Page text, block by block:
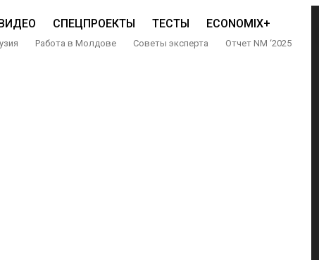
СПЕЦПРОЕКТЫ ТЕСТЫ ECONOMIX+
Работа в Молдове Советы эксперта Отчет NM ‘2025